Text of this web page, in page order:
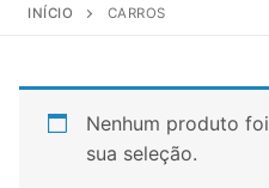
INÍCIO CARROS
Nenhum produto
sua seleção.